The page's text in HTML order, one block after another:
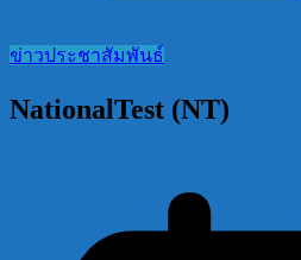
ข่าวประชาสัมพันธ์
NationalTest (NT)